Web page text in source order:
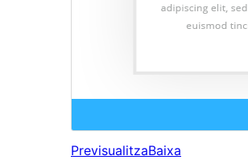
PrevisualitzaBaixa